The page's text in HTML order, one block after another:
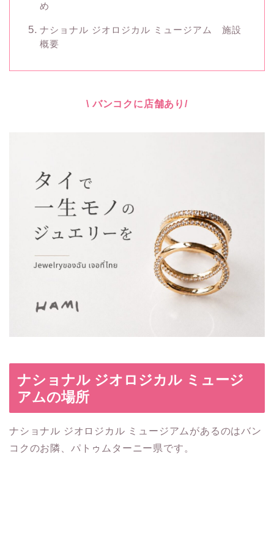
め
ナショナル ジオロジカル ミュージアム 施設
概要
\ バンコクに店舗あり/
ナショナル ジオロジカル ミュージ
アムの場所
ナショナル ジオロジカル ミュージアムがあるのはバン
コクのお隣、パトゥムターニー県です。